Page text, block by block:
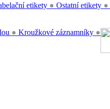
etikety ● Ostatní etikety ●
● Kroužkové záznamníky ●